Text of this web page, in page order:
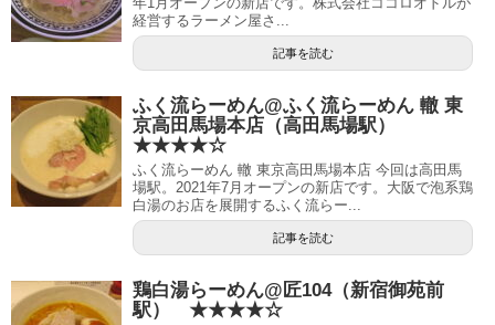
経営するラーメン屋さ...
記事を読む
ふく流らーめん@ふく流らーめん 轍 東
京高田馬場本店（高田馬場駅）
★★★★☆
ふく流らーめん 轍 東京高田馬場本店 今回は高田馬
場駅。2021年7月オープンの新店です。大阪で泡系鶏
白湯のお店を展開するふく流らー...
記事を読む
鶏白湯らーめん@匠104（新宿御苑前
駅） ★★★★☆